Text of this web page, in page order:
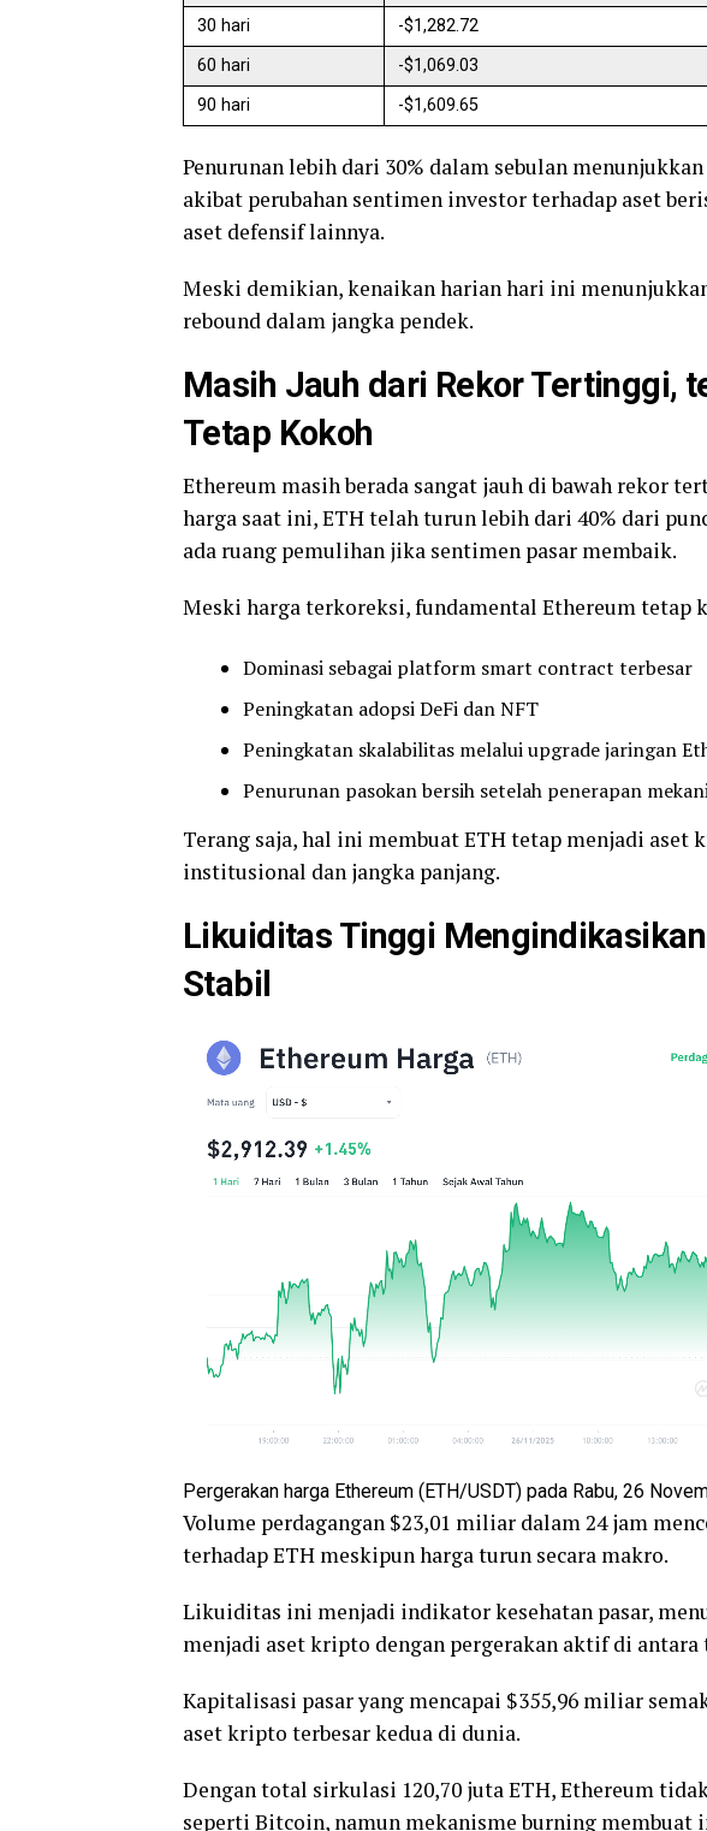
30 hari
-$1,282.72
60 hari
-$1,069.03
90 hari
-$1,609.65
Penurunan lebih dari 30% dalam sebulan
akibat perubahan sentimen investor terhadap aset
aset defensif lainnya.
Meski demikian, kenaikan harian hari ini
rebound dalam jangka pendek.
Masih Jauh dari Rekor Tertinggi,
Tetap Kokoh
Ethereum masih berada sangat jauh di bawah rekor
harga saat ini, ETH telah turun lebih dari 40% dari
ada ruang pemulihan jika sentimen pasar membaik.
Meski harga terkoreksi, fundamental Ethereum tetap
Dominasi sebagai platform smart contract terbesar
Peningkatan adopsi DeFi dan NFT
Peningkatan skalabilitas melalui upgrade jaringan
Penurunan pasokan bersih setelah penerapan
Terang saja, hal ini membuat ETH tetap menjadi
institusional dan jangka panjang.
Likuiditas Tinggi
Stabil
Pergerakan harga Ethereum (ETH/USDT) pada Rabu, 26
Volume perdagangan $23,01 miliar dalam 24 jam
terhadap ETH meskipun harga turun secara makro.
Likuiditas ini menjadi indikator kesehatan pasar,
menjadi aset kripto dengan pergerakan aktif di antara
Kapitalisasi pasar yang mencapai $355,96 miliar
aset kripto terbesar kedua di dunia.
Dengan total sirkulasi 120,70 juta ETH, Ethereum
seperti Bitcoin, namun mekanisme burning membuat